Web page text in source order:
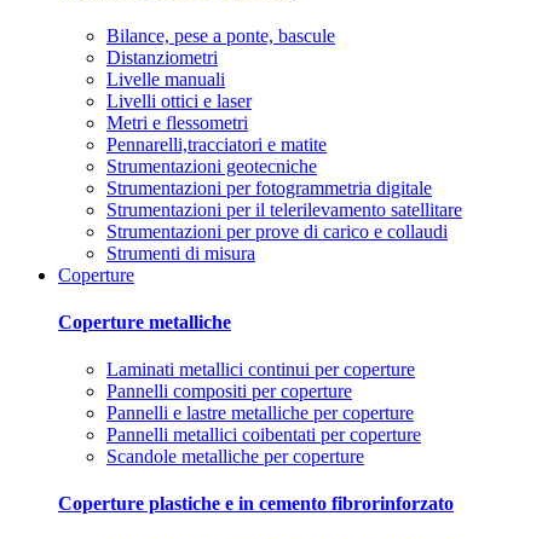
Bilance, pese a ponte, bascule
Distanziometri
Livelle manuali
Livelli ottici e laser
Metri e flessometri
Pennarelli,tracciatori e matite
Strumentazioni geotecniche
Strumentazioni per fotogrammetria digitale
Strumentazioni per il telerilevamento satellitare
Strumentazioni per prove di carico e collaudi
Strumenti di misura
Coperture
Coperture metalliche
Laminati metallici continui per coperture
Pannelli compositi per coperture
Pannelli e lastre metalliche per coperture
Pannelli metallici coibentati per coperture
Scandole metalliche per coperture
Coperture plastiche e in cemento fibrorinforzato